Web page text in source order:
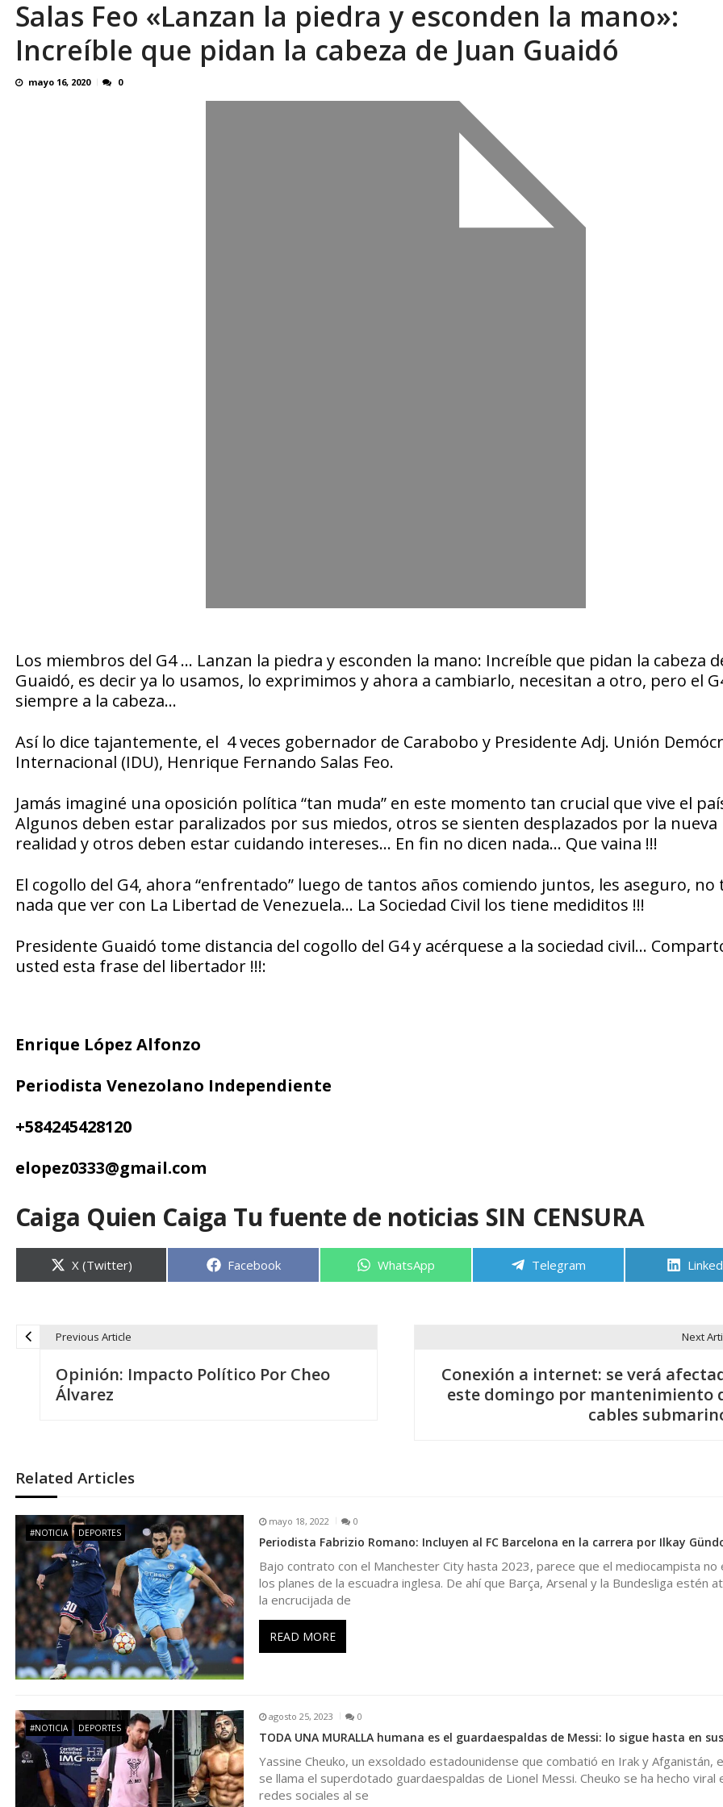
¿QUE PROTEGES TU? Por: Miguel Ángel León R AGOSTO 8, 2026
Salas Feo «Lanzan la piedra y esconden la mano»:
Increíble que pidan la cabeza de Juan Guaidó
mayo 16, 2020 0
Los miembros del G4 … Lanzan la piedra y esconden la mano: Increíble que pidan la cabeza
Guaidó, es decir ya lo usamos, lo exprimimos y ahora a cambiarlo, necesitan a otro, pero el
siempre a la cabeza…
Así lo dice tajantemente, el 4 veces gobernador de Carabobo y Presidente Adj. Unión
Internacional (IDU), Henrique Fernando Salas Feo.
Jamás imaginé una oposición política “tan muda” en este momento tan crucial que vive el
Algunos deben estar paralizados por sus miedos, otros se sienten desplazados por la nueva
realidad y otros deben estar cuidando intereses… En fin no dicen nada… Que vaina !!!
El cogollo del G4, ahora “enfrentado” luego de tantos años comiendo juntos, les aseguro, no
nada que ver con La Libertad de Venezuela… La Sociedad Civil los tiene mediditos !!!
Presidente Guaidó tome distancia del cogollo del G4 y acérquese a la sociedad civil…
usted esta frase del libertador !!!:
Enrique López Alfonzo
Periodista Venezolano Independiente
+584245428120
elopez0333@gmail.com
Caiga Quien Caiga Tu fuente de noticias SIN CENSURA
Compartir
en
X (Twitter) Compartir
Facebook Compartir
WhatsApp Compartir
Telegram
e
g
a
c
i
ó
n
d
Previous Article
Opinión: Impacto Político Por Cheo
Álvarez
Next
Conexión a internet: se verá
este domingo por mantenimiento
cables
Related Articles
#NOTICIA DEPORTES
mayo 18, 2022 0
Periodista Fabrizio Romano: Incluyen al FC Barcelona en la carrera por Ilkay
Bajo contrato con el Manchester City hasta 2023, parece que el mediocampista no
los planes de la escuadra inglesa. De ahí que Barça, Arsenal y la Bundesliga estén
la encrucijada de
READ MORE
#NOTICIA DEPORTES
agosto 25, 2023 0
TODA UNA MURALLA humana es el guardaespaldas de Messi: lo sigue hasta en
Yassine Cheuko, un exsoldado estadounidense que combatió en Irak y Afganistán,
se llama el superdotado guardaespaldas de Lionel Messi. Cheuko se ha hecho viral
redes sociales al se